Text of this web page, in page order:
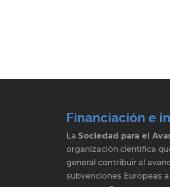
Financiación e
La Sociedad para el
organización científica
general contribuir al
subvenciones Europeas